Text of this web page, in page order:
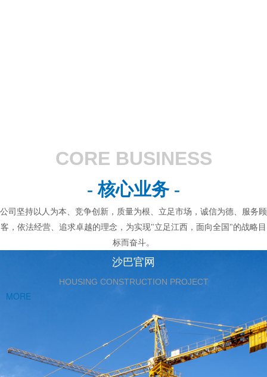
CORE BUSINESS
- 核心业务 -
公司坚持以人为本、竞争创新，质量为根、立足市场，诚信为德、服务顾
客，依法经营、追求卓越的理念，为实现"立足江西，面向全国"的战略目
标而奋斗。
沙巴官网
HOUSING CONSTRUCTION PROJECT
MORE